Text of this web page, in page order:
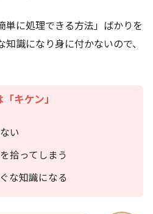
単に処理できる方法」ばかりを
識になり身に付かないので、
キケン」
い
拾ってしまう
な知識になる